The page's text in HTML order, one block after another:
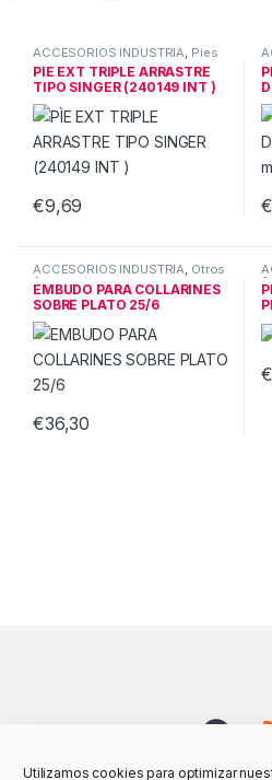
Utilizamos cookies para optimizar
ACCESORIOS INDUSTRIA Pies
& guias triple
PÌE EXT TRIPLE ARRASTRE
TIPO SINGER (240149 INT )
€9,69 €
ACCESORIOS INDUSTRIA, Otros
Accesorios
EMBUDO PARA COLLARINES
SOBRE PLATO 25/6
€36,30
€